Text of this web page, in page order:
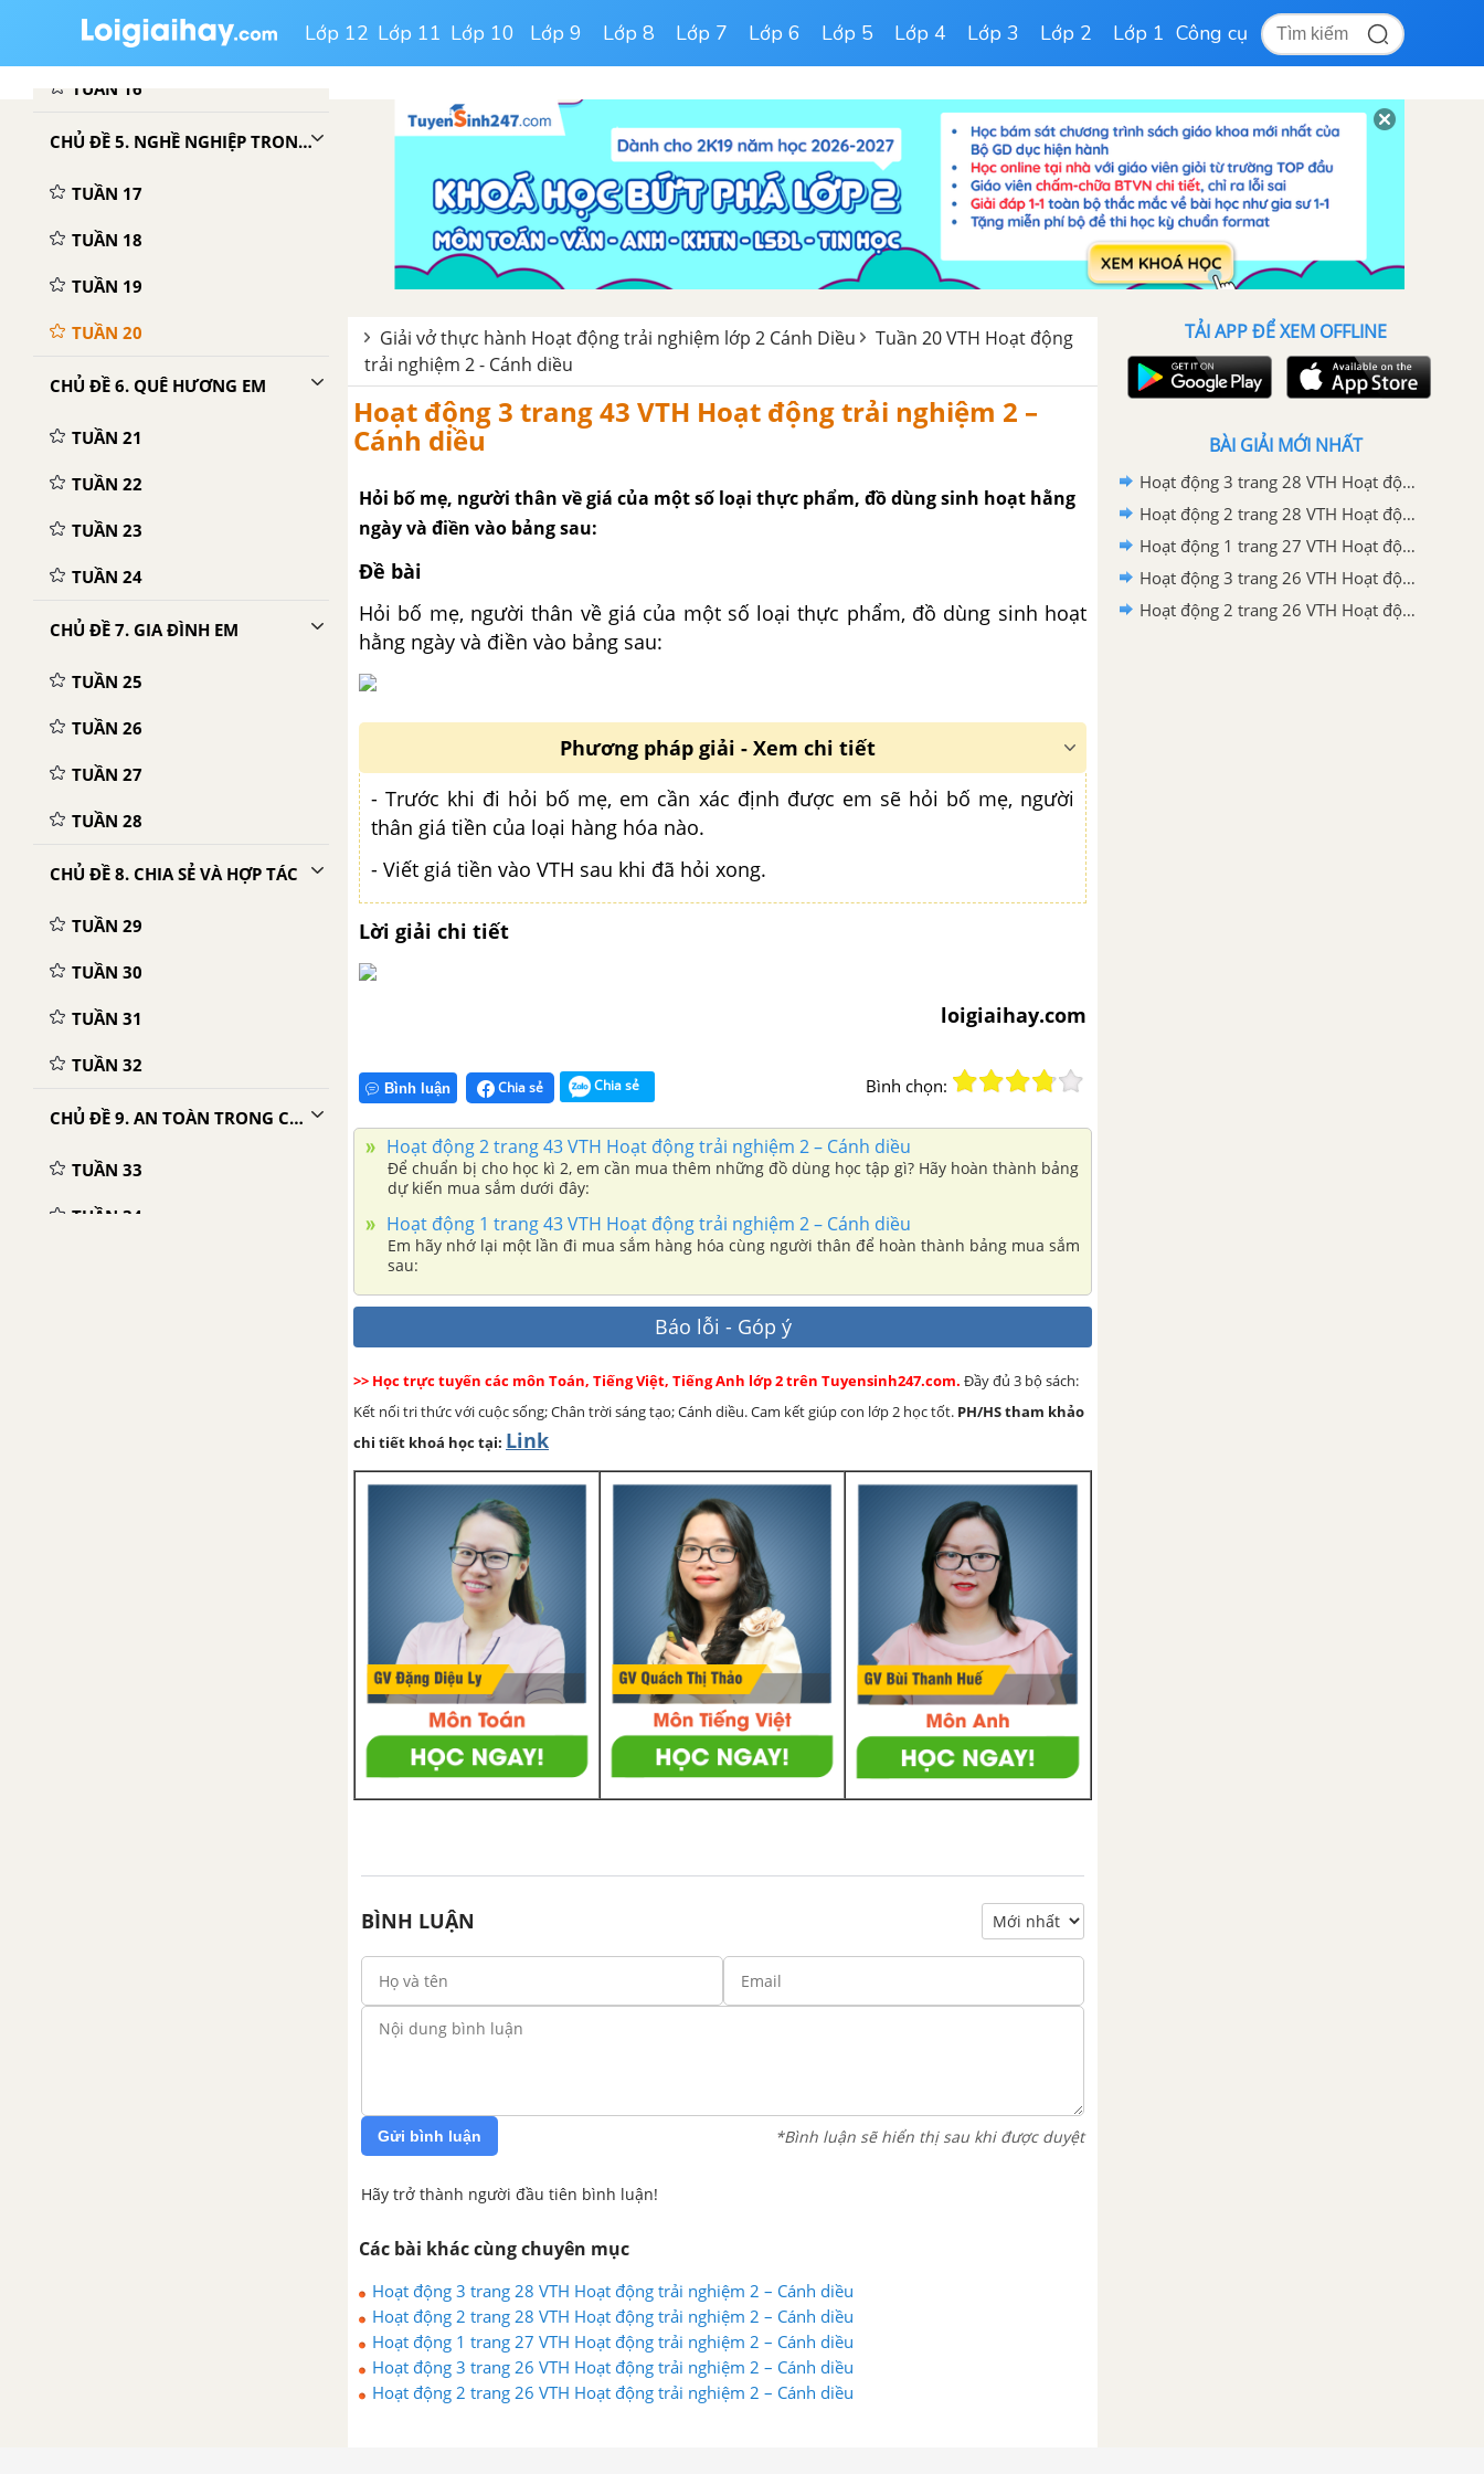
Lớp 12 Lớp 11 Lớp 10 Lớp 9 Lớp 8 Lớp 7 Lớp 6 Lớp 5 Lớp 4 Lớp 3 Lớp 2 Lớp 1 Công cụ
TUẦN 15
TUẦN 16
CHỦ ĐỀ 5. NGHỀ NGHIỆP TRONG CUỘC SỐNG
TUẦN 17
TUẦN 18
TUẦN 19
TUẦN 20
CHỦ ĐỀ 6. QUÊ HƯƠNG EM
TUẦN 21
TUẦN 22
TUẦN 23
TUẦN 24
CHỦ ĐỀ 7. GIA ĐÌNH EM
TUẦN 25
TUẦN 26
TUẦN 27
TUẦN 28
CHỦ ĐỀ 8. CHIA SẺ VÀ HỢP TÁC
TUẦN 29
TUẦN 30
TUẦN 31
TUẦN 32
CHỦ ĐỀ 9. AN TOÀN TRONG CUỘC SỐNG
TUẦN 33
TUẦN 34
Giải vở thực hành Hoạt động trải nghiệm lớp 2 Cánh Diều
Tuần 20 VTH Hoạt động
trải nghiệm 2 - Cánh diều
Hoạt động 3 trang 43 VTH Hoạt động trải nghiệm 2 –
Cánh diều
Hỏi bố mẹ, người thân về giá của một số loại thực phẩm, đồ dùng sinh hoạt hằng
ngày và điền vào bảng sau:
Đề bài
Hỏi bố mẹ, người thân về giá của một số loại thực phẩm, đồ dùng sinh hoạt
hằng ngày và điền vào bảng sau:
Phương pháp giải - Xem chi tiết
- Trước khi đi hỏi bố mẹ, em cần xác định được em sẽ hỏi bố mẹ, người
thân giá tiền của loại hàng hóa nào.
- Viết giá tiền vào VTH sau khi đã hỏi xong.
Lời giải chi tiết
loigiaihay.com
Bình luận Chia sẻ Chia sẻ Bình chọn:
Hoạt động 2 trang 43 VTH Hoạt động trải nghiệm 2 – Cánh diều
Để chuẩn bị cho học kì 2, em cần mua thêm những đồ dùng học tập gì? Hãy hoàn thành bảng
dự kiến mua sắm dưới đây:
Hoạt động 1 trang 43 VTH Hoạt động trải nghiệm 2 – Cánh diều
Em hãy nhớ lại một lần đi mua sắm hàng hóa cùng người thân để hoàn thành bảng mua sắm
sau:
Báo lỗi - Góp ý
>> Học trực tuyến các môn Toán, Tiếng Việt, Tiếng Anh lớp 2 trên Tuyensinh247.com. Đầy đủ 3 bộ sách:
Kết nối tri thức với cuộc sống; Chân trời sáng tạo; Cánh diều. Cam kết giúp con lớp 2 học tốt. PH/HS tham khảo
chi tiết khoá học tại: Link
BÌNH LUẬN
Gửi bình luận *Bình luận sẽ hiển thị sau khi được duyệt
Hãy trở thành người đầu tiên bình luận!
Các bài khác cùng chuyên mục
Hoạt động 3 trang 28 VTH Hoạt động trải nghiệm 2 – Cánh diều
Hoạt động 2 trang 28 VTH Hoạt động trải nghiệm 2 – Cánh diều
Hoạt động 1 trang 27 VTH Hoạt động trải nghiệm 2 – Cánh diều
Hoạt động 3 trang 26 VTH Hoạt động trải nghiệm 2 – Cánh diều
Hoạt động 2 trang 26 VTH Hoạt động trải nghiệm 2 – Cánh diều
TẢI APP ĐỂ XEM OFFLINE
BÀI GIẢI MỚI NHẤT
Hoạt động 3 trang 28 VTH Hoạt động trải nghiệm 2 – Cánh diều
Hoạt động 2 trang 28 VTH Hoạt động trải nghiệm 2 – Cánh diều
Hoạt động 1 trang 27 VTH Hoạt động trải nghiệm 2 – Cánh diều
Hoạt động 3 trang 26 VTH Hoạt động trải nghiệm 2 – Cánh diều
Hoạt động 2 trang 26 VTH Hoạt động trải nghiệm 2 – Cánh diều